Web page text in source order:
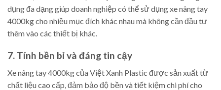
dụng đa dạng giúp doanh nghiệp có thể sử dụng xe nâng tay
4000kg cho nhiều mục đích khác nhau mà không cần đầu tư
thêm vào các thiết bị khác.
7. Tính bền bỉ và đáng tin cậy
Xe nâng tay 4000kg của Việt Xanh Plastic được sản xuất từ
chất liệu cao cấp, đảm bảo độ bền và tiết kiệm chi phí cho